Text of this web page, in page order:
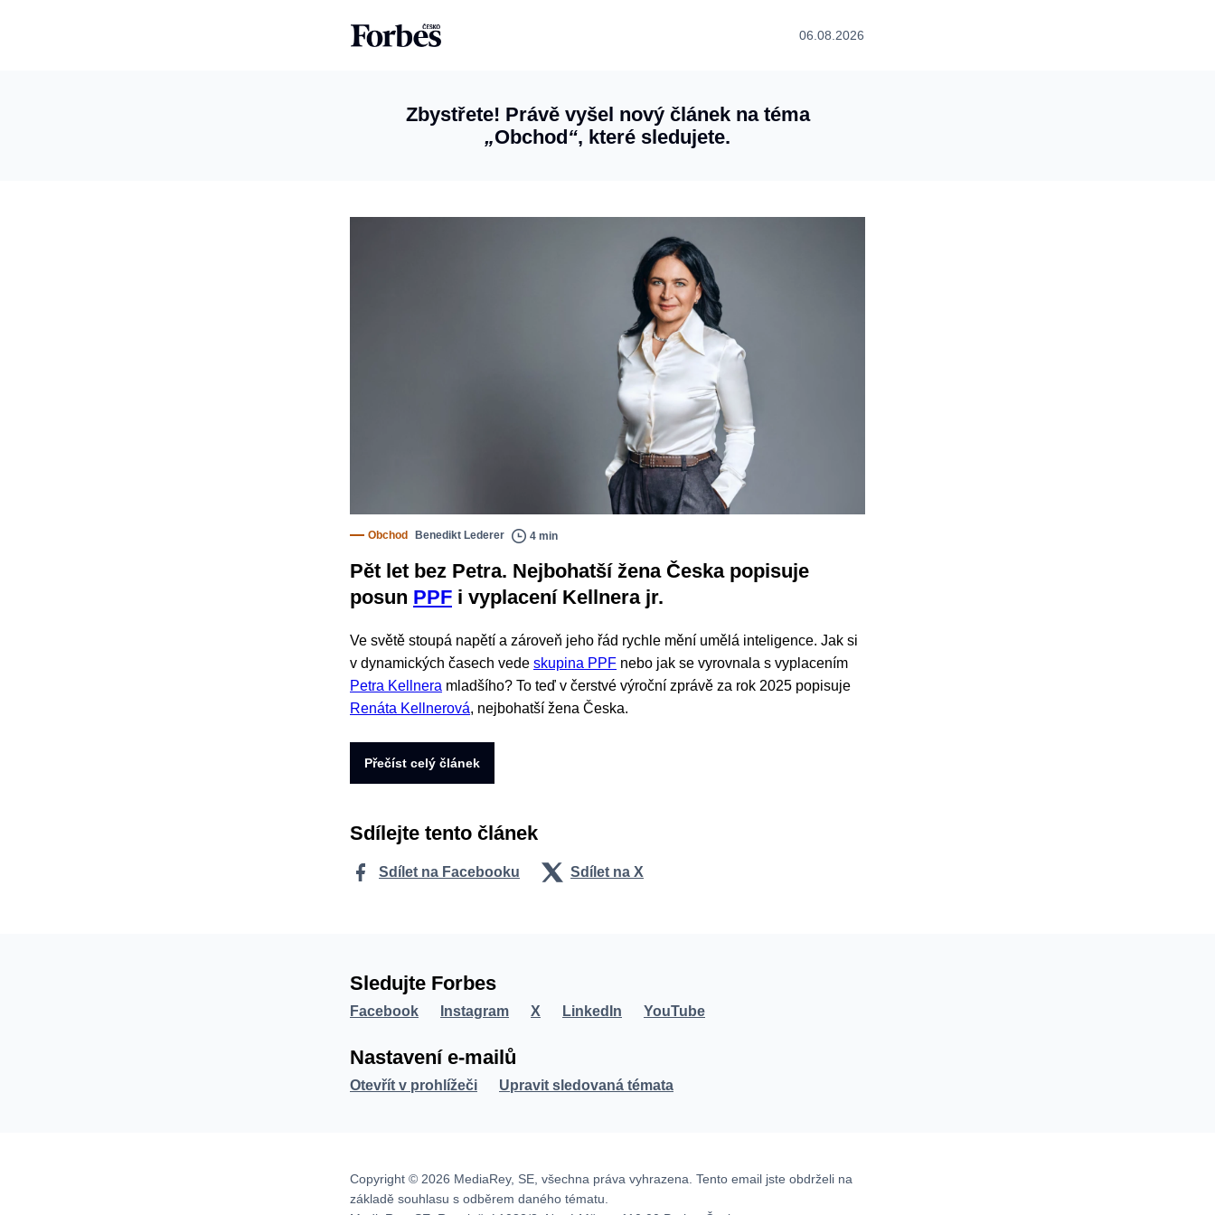
06.08.2026
Zbystřete! Právě vyšel nový článek na téma
„Obchod“, které sledujete.
Obchod Benedikt Lederer 4 min
Pět let bez Petra. Nejbohatší žena Česka popisuje
posun PPF i vyplacení Kellnera jr.
Ve světě stoupá napětí a zároveň jeho řád rychle mění umělá inteligence. Jak si
v dynamických časech vede skupina PPF nebo jak se vyrovnala s vyplacením
Petra Kellnera mladšího? To teď v čerstvé výroční zprávě za rok 2025 popisuje
Renáta Kellnerová, nejbohatší žena Česka.
Přečíst celý článek
Sdílejte tento článek
Sdílet na Facebooku Sdílet na X
Sledujte Forbes
Facebook Instagram X LinkedIn YouTube
Nastavení e-mailů
Otevřít v prohlížeči Upravit sledovaná témata
Copyright © 2026 MediaRey, SE, všechna práva vyhrazena. Tento email jste obdrželi na
základě souhlasu s odběrem daného tématu.